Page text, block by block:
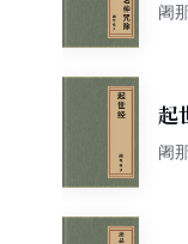
阇
起
阇